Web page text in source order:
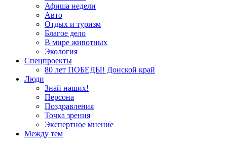
Афиша недели
Авто
Отдых и туризм
Благое дело
В мире животных
Экология
Спецпроекты
80 лет ПОБЕДЫ! Донской край
Люди
Знай наших!
Персона
Поздравления
Точка зрения
Экспертное мнение
Между тем